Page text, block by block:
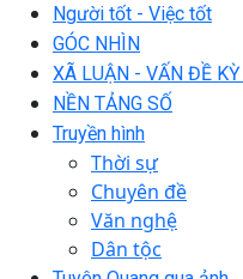
Người tốt - Việc tốt
GÓC NHÌN
XÃ LUẬN - VẤN ĐỀ KỲ
NỀN TẢNG SỐ
Truyền hình
Thời sự
Chuyên đề
Văn nghệ
Dân tộc